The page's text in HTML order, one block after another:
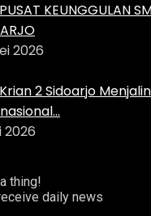
KEUNGGULAN
2026
2 Sidoarjo
2026
thing!
daily news